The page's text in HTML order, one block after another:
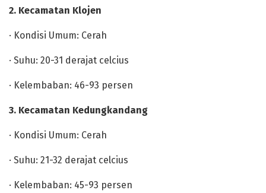
2. Kecamatan Klojen
· Kondisi Umum: Cerah
· Suhu: 20-31 derajat celcius
· Kelembaban: 46-93 persen
3. Kecamatan Kedungkandang
· Kondisi Umum: Cerah
· Suhu: 21-32 derajat celcius
· Kelembaban: 45-93 persen